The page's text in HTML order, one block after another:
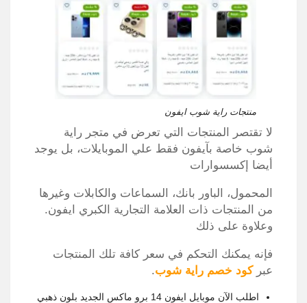
منتجات راية شوب ايفون
لا تقتصر المنتجات التي تعرض في متجر راية
شوب خاصة بآيفون فقط علي الموبايلات، بل يوجد
أيضا إكسسوارات
المحمول، الباور بانك، السماعات والكابلات وغيرها
من المنتجات ذات العلامة التجارية الكبري ايفون.
وعلاوة على ذلك
فإنه يمكنك التحكم في سعر كافة تلك المنتجات
عبركود خصم راية شوب.
اطلب الآن موبايل ايفون 14 برو ماكس الجديد بلون ذهبي